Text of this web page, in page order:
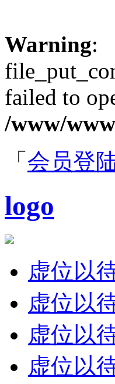
Warning:
failed to
/www/
「 会员登
logo
虚位以
虚位以
虚位以
虚位以